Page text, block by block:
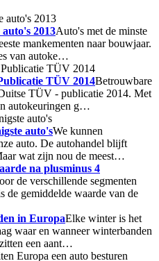
2013Auto's met de minste
mankementen naar bouwjaar.
van autoke…
TÜV 2014Betrouwbare
TÜV - publicatie 2014. Met
autokeuringen g…
auto'sWe kunnen
auto. De autohandel blijft
wat zijn nou de meest…
na plusminus 4
de verschillende segmenten
de gemiddelde waarde van de
in EuropaElke winter is het
waar en wanneer winterbanden
een aant…